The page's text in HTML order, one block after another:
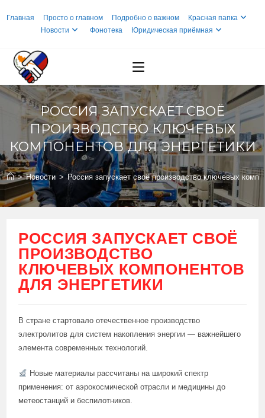
Главная Просто о главном Подробно о важном
Красная папка
Новости
Фонотека Юридическая приёмная
РОССИЯ ЗАПУСКАЕТ СВОЁ
ПРОИЗВОДСТВО КЛЮЧЕВЫХ
КОМПОНЕНТОВ ДЛЯ ЭНЕРГЕТИКИ
> Новости > Россия запускает своё производство ключевых
РОССИЯ ЗАПУСКАЕТ СВОЁ
ПРОИЗВОДСТВО
КЛЮЧЕВЫХ КОМПОНЕНТОВ
ДЛЯ ЭНЕРГЕТИКИ
В стране стартовало отечественное производство
электролитов для систем накопления энергии — важнейшего
элемента современных технологий.
Новые материалы рассчитаны на широкий спектр
применения: от аэрокосмической отрасли и медицины до
метеостанций и беспилотников.